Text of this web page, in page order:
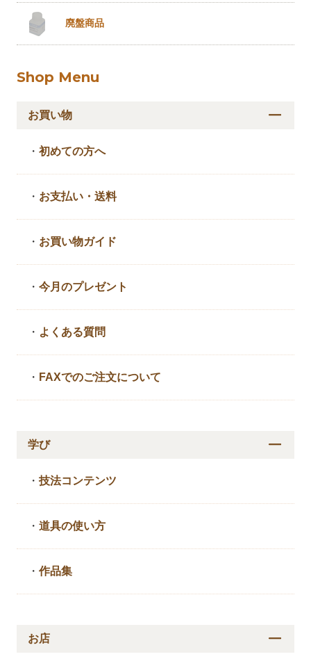
廃盤商品
Shop Menu
お買い物
・初めての方へ
・ お支払い・送料
・ お買い物ガイド
・今月のプレゼント
・ よくある質問
・ FAXでのご注文について
学び
・技法コンテンツ
・道具の使い方
・作品集
お店